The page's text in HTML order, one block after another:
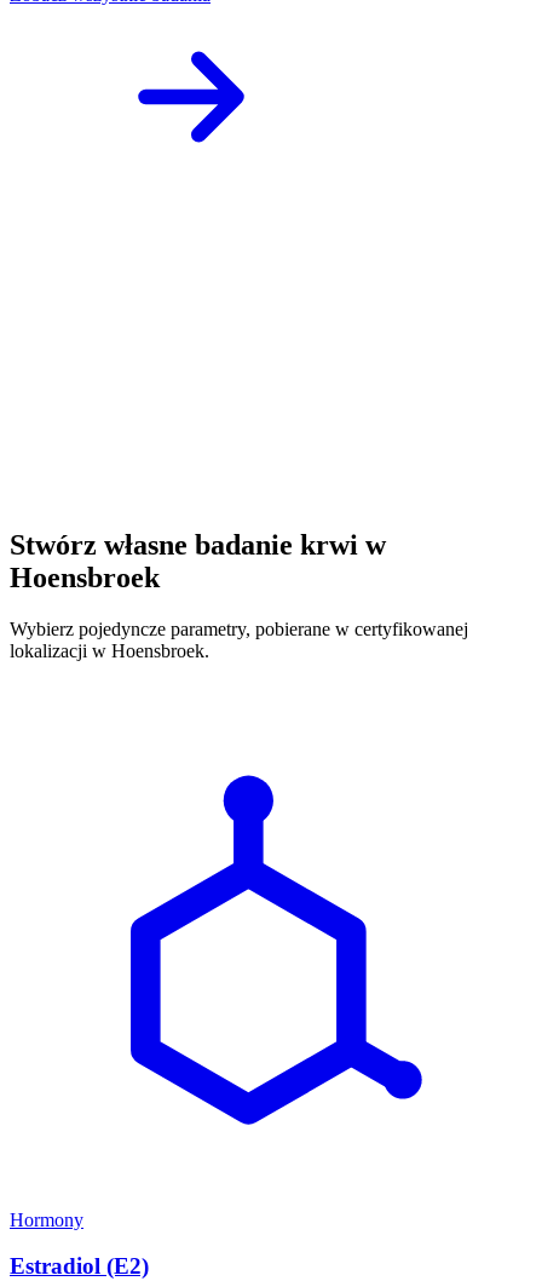
Stwórz własne badanie krwi w
Hoensbroek
Wybierz pojedyncze parametry, pobierane w certyfikowanej
lokalizacji w Hoensbroek.
Hormony
Estradiol (E2)